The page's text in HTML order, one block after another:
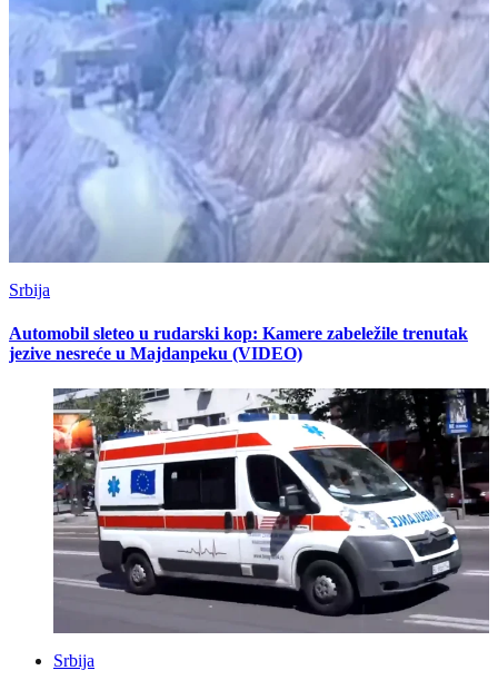
Srbija
Automobil sleteo u rudarski kop: Kamere zabeležile trenutak
jezive nesreće u Majdanpeku (VIDEO)
Srbija